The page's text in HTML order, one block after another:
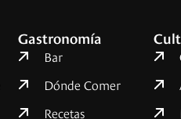
Gastronomía
Bar
Dónde Comer
Recetas